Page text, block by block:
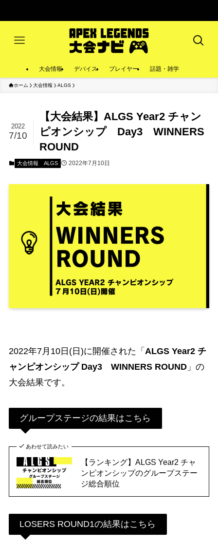
大会情報 デバイス プレイヤー 話題・雑学
ホーム 大会情報 ALGS
【大会結果】ALGS Year2 チャン
ピオンシップ Day3 WINNERS
ROUND
2022
7/10
大会情報 ALGS 2022年7月10日
2022年7月10日(日)に開催された「 ALGS Year2 チ
ャンピオンシップ Day3 WINNERS ROUND」の
大会結果です。
グループステージの結果はこちら
あわせて読みたい
【ランキング】ALGS Year2 チャ
ンピオンシップのグループステー
ジ総合順位
LOSERS ROUND1の結果はこちら